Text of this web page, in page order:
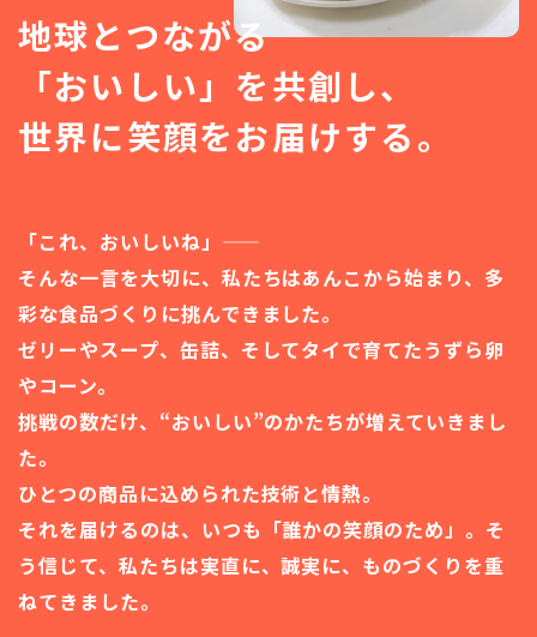
地球とつながる
「おいしい」を共創し、
世界に笑顔をお届けする。
「これ、おいしいね」――
そんな一言を大切に、私たちはあんこから始まり、多
彩な食品づくりに挑んできました。
ゼリーやスープ、缶詰、そしてタイで育てたうずら卵
やコーン。
挑戦の数だけ、“おいしい”のかたちが増えていきまし
た。
ひとつの商品に込められた技術と情熱。
それを届けるのは、いつも「誰かの笑顔のため」。そ
う信じて、私たちは実直に、誠実に、ものづくりを重
ねてきました。